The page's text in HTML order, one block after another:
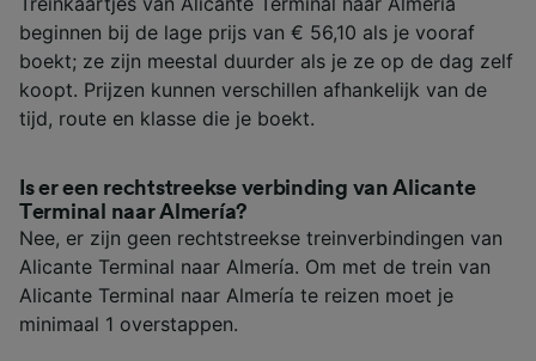
beginnen bij de lage prijs van € 56,10 als je vooraf
boekt; ze zijn meestal duurder als je ze op de dag zelf
koopt. Prijzen kunnen verschillen afhankelijk van de
tijd, route en klasse die je boekt.
Is er een rechtstreekse verbinding van Alicante
Terminal naar Almería?
Nee, er zijn geen rechtstreekse treinverbindingen van
Alicante Terminal naar Almería. Om met de trein van
Alicante Terminal naar Almería te reizen moet je
minimaal 1 overstappen.